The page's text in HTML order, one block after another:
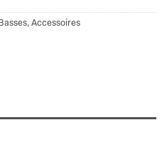
, Accessoires